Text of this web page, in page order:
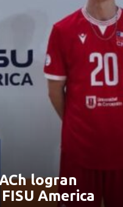
logran
America